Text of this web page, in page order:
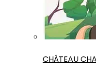
CHÂTEAU